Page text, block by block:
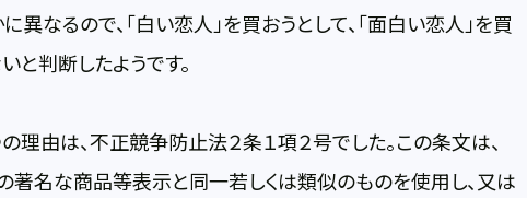
異なるので、「白い恋人」を買おうとして、「面白い恋人」を買
と判断したようです。
由は、不正競争防止法２条１項２号でした。この条文は、
著名な商品等表示と同一若しくは類似のものを使用し、又は